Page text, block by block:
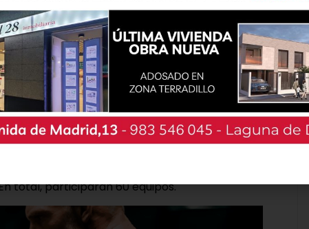
de 1.300 personas entre deportistas,
lo que supondrá un destacable
total, participarán 60 equipos.